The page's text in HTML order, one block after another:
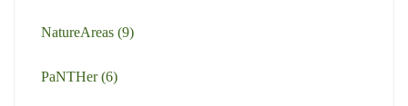
NatureAreas (9)
PaNTHer(6)